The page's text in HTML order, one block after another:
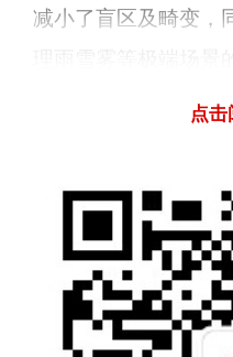
减小了盲区及畸变，
后视镜在成像方面的
过触摸控制屏幕来调
子外后视镜还可以集
等功能，从而为用户
及更多安全保护。
点击